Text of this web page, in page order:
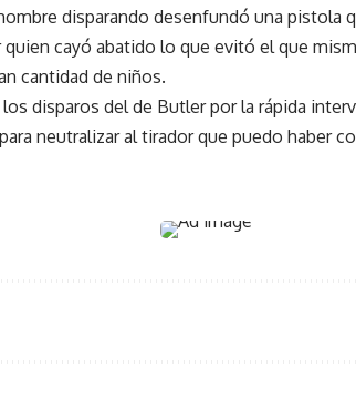
disparando desenfundó una pistola
cayó abatido lo que evitó el que
cantidad de niños.
disparos del de Butler por la rápida
neutralizar al tirador que puedo haber